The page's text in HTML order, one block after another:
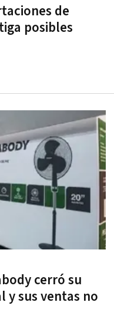
de
posibles
cerró su
y sus ventas no